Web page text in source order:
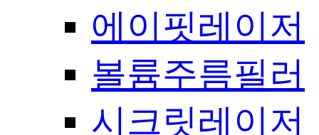
에이핏레이저
볼륨주름필러
시크릿레이저